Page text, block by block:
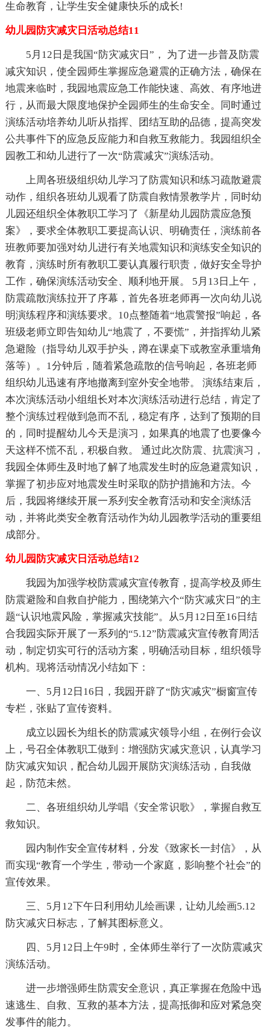
生命教育，让学生安全健康快乐的成长!
幼儿园防灾减灾日活动总结11
5月12日是我国“防灾减灾日”， 为了进一步普及防震
减灾知识，使全园师生掌握应急避震的正确方法，确保在
地震来临时，我园地震应急工作能快速、高效、有序地进
行，从而最大限度地保护全园师生的生命安全。同时通过
演练活动培养幼儿听从指挥、团结互助的品德，提高突发
公共事件下的应急反应能力和自救互救能力。我园组织全
园教工和幼儿进行了一次“防震减灾”演练活动。
上周各班级组织幼儿学习了防震知识和练习疏散避震
动作，组织各班幼儿观看了防震自救情景教学片，同时幼
儿园还组织全体教职工学习了《新星幼儿园防震应急预
案》，要求全体教职工要提高认识、明确责任，演练前各
班教师要加强对幼儿进行有关地震知识和演练安全知识的
教育，演练时所有教职工要认真履行职责，做好安全导护
工作，确保演练活动安全、顺利地开展。 5月13日上午，
防震疏散演练拉开了序幕，首先各班老师再一次向幼儿说
明演练程序和演练要求。10点整随着“地震警报”响起，各
班级老师立即告知幼儿“地震了，不要慌”，并指挥幼儿紧
急避险（指导幼儿双手护头，蹲在课桌下或教室承重墙角
落等）。1分钟后，随着紧急疏散的信号响起，各班老师
组织幼儿迅速有序地撤离到室外安全地带。 演练结束后，
本次演练活动小组组长对本次演练活动进行总结，肯定了
整个演练过程做到急而不乱，稳定有序，达到了预期的目
的，同时提醒幼儿今天是演习，如果真的地震了也要像今
天这样不慌不乱，积极自救。 通过此次防震、抗震演习，
我园全体师生及时地了解了地震发生时的应急避震知识，
掌握了初步应对地震发生时采取的防护措施和方法。今
后，我园将继续开展一系列安全教育活动和安全演练活
动，并将此类安全教育活动作为幼儿园教学活动的重要组
成部分。
幼儿园防灾减灾日活动总结12
我园为加强学校防震减灾宣传教育，提高学校及师生
防震避险和自救自护能力，围绕第六个“防灾减灾日”的主
题“认识地震风险，掌握减灾技能”。从5月12日至16日结
合我园实际开展了一系列的“5.12”防震减灾宣传教育周活
动，制定切实可行的活动方案，明确活动目标，组织领导
机构。现将活动情况小结如下：
一、5月12日16日，我园开辟了“防灾减灾”橱窗宣传
专栏，张贴了宣传资料。
成立以园长为组长的防震减灾领导小组，在例行会议
上，号召全体教职工做到：增强防灾减灾意识，认真学习
防灾减灾知识，配合幼儿园开展防灾演练活动，自我做
起，防范未然。
二、各班组织幼儿学唱《安全常识歌》，掌握自救互
救知识。
园内制作安全宣传材料，分发《致家长一封信》，从
而实现“教育一个学生，带动一个家庭，影响整个社会”的
宣传效果。
三、5月12下午日利用幼儿绘画课，让幼儿绘画5.12
防灾减灾日标志，了解其图标意义。
四、5月12日上午9时，全体师生举行了一次防震减灾
演练活动。
进一步增强师生防震安全意识，真正掌握在危险中迅
速逃生、自救、互救的基本方法，提高抵御和应对紧急突
发事件的能力。